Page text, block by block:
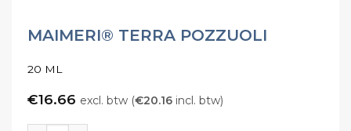
MAIMERI® TERRA POZZUOLI
20 ML
€16.66 excl. btw (€20.16 incl. btw)